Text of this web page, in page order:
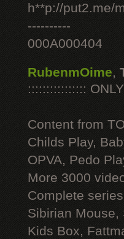
h**p://put2.me/
----------
000A000404
RubenmOime,
::::::::::::::::
Content from
Childs Play,
OPVA, Pedo
More 3000
Complete
Sibirian Mouse,
Kids Box,